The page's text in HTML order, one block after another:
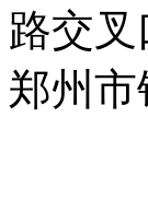
路交叉
郑州